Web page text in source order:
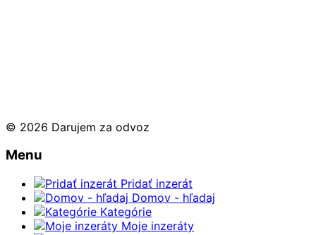
© 2026 Darujem za odvoz
Menu
Pridať inzerát
Domov - hľadaj
Kategórie
Moje inzeráty